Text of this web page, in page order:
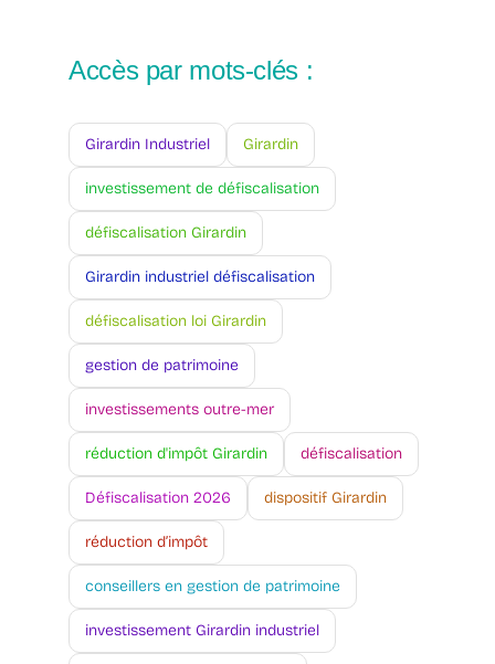
Accès par mots-clés :
Girardin Industriel Girardin
investissement de défiscalisation
défiscalisation Girardin
Girardin industriel défiscalisation
défiscalisation loi Girardin
gestion de patrimoine
investissements outre-mer
réduction d'impôt Girardin défiscalisation
Défiscalisation 2026 dispositif Girardin
réduction d’impôt
conseillers en gestion de patrimoine
investissement Girardin industriel